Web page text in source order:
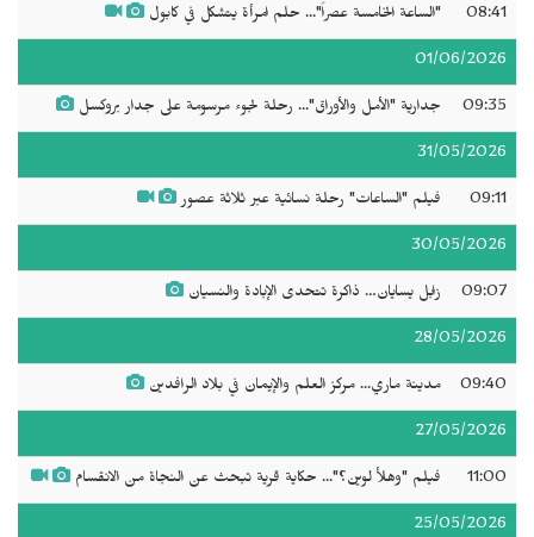
08:41 "الساعة الخامسة عصراً"... حلم امرأة يتشكل في كابول
01/06/2026
09:35 جدارية "الأمل والأوراق"... رحلة لجوء مرسومة على جدار بروكسل
31/05/2026
09:11 فيلم "الساعات" رحلة نسائية عبر ثلاثة عصور
30/05/2026
09:07 زابل يسايان… ذاكرة تتحدى الإبادة والنسيان
28/05/2026
09:40 مدينة ماري... مركز العلم والإيمان في بلاد الرافدين
27/05/2026
11:00 فيلم "وهلأ لوين؟"... حكاية قرية تبحث عن النجاة من الانقسام
25/05/2026